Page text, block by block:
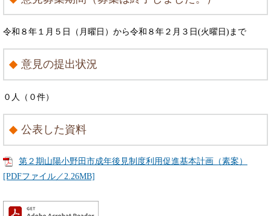
令和８年１月５日（月曜日）から令和８年２月３日(火曜日)まで
意見の提出状況
０人（０件）
公表した資料
第２期山陽小野田市成年後見制度利用促進基本計画（素案）
[PDFファイル／2.26MB]